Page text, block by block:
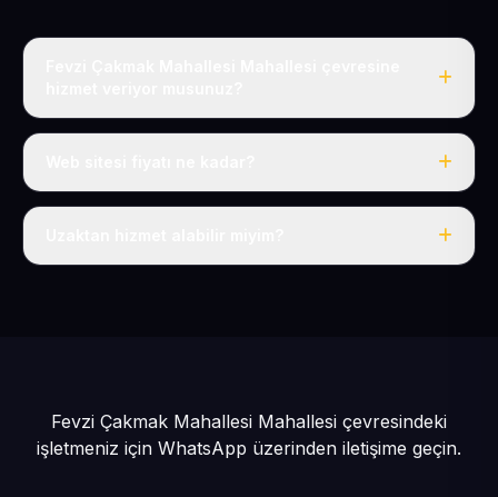
Evet, Fevzi Çakmak Mahallesi dahil tüm Fevzi Çakmak
Tek fiyat: yılda 50 USD + KDV, her şey dahil.
Fevzi Çakmak Mahallesi Mahallesi çevresindeki
işletmeniz için WhatsApp üzerinden iletişime geçin.